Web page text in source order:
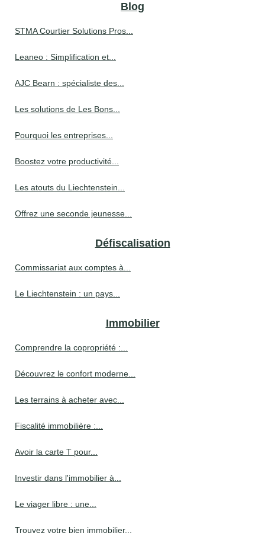
Blog
STMA Courtier Solutions Pros...
Leaneo : Simplification et...
AJC Bearn : spécialiste des...
Les solutions de Les Bons...
Pourquoi les entreprises...
Boostez votre productivité...
Les atouts du Liechtenstein...
Offrez une seconde jeunesse...
Défiscalisation
Commissariat aux comptes à...
Le Liechtenstein : un pays...
Immobilier
Comprendre la copropriété :...
Découvrez le confort moderne...
Les terrains à acheter avec...
Fiscalité immobilière :...
Avoir la carte T pour...
Investir dans l'immobilier à...
Le viager libre : une...
Trouvez votre bien immobilier...